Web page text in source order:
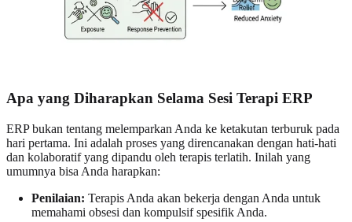
Apa yang Diharapkan Selama Sesi Terapi ERP
ERP bukan tentang melemparkan Anda ke ketakutan terburuk pada
hari pertama. Ini adalah proses yang direncanakan dengan hati-hati
dan kolaboratif yang dipandu oleh terapis terlatih. Inilah yang
umumnya bisa Anda harapkan:
Penilaian: Terapis Anda akan bekerja dengan Anda untuk
memahami obsesi dan kompulsif spesifik Anda.